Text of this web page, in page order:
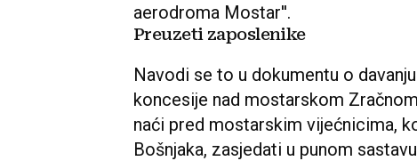
aerodroma Mostar''.
Preuzeti zaposlenike
Navodi se to u dokumentu o
koncesije nad mostarskom
naći pred mostarskim vijećnicima,
Bošnjaka, zasjedati u punom